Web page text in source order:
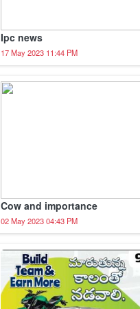
Ipc news
17 May 2023 11:44 PM
Cow and importance
02 May 2023 04:43 PM